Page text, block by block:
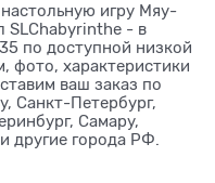
игру Мяу-
SLChabyrinthe - в
по доступной низкой
фото, характеристики
ваш заказ по
Санкт-Петербург,
Самару,
другие города РФ.